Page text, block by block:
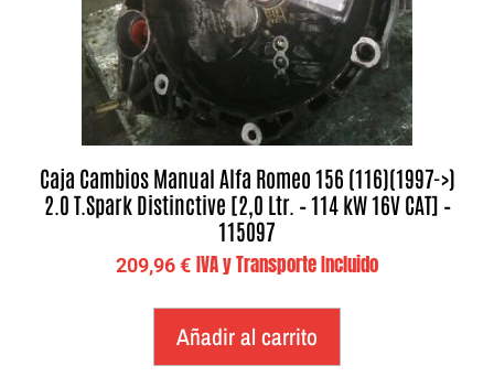
Caja Cambios Manual Alfa Romeo 156 (116)(1997->)
2.0 T.Spark Distinctive [2,0 Ltr. – 114 kW 16V CAT] –
115097
209,96€ IVA y Transporte Incluido
Añadir al carrito